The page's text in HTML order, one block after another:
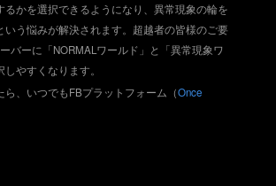
かを選択できるようになり、異常現象の輪を
う悩みが解決されます。超越者の皆様のご要
バーに「NORMALワールド」と「異常現象ワ
やすくなります。
、いつでもFBプラットフォーム（Once